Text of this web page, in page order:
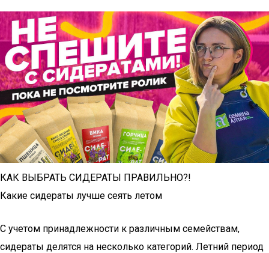
КАК ВЫБРАТЬ СИДЕРАТЫ ПРАВИЛЬНО?!
Какие сидераты лучше сеять летом
С учетом принадлежности к различным семействам,
сидераты делятся на несколько категорий. Летний период